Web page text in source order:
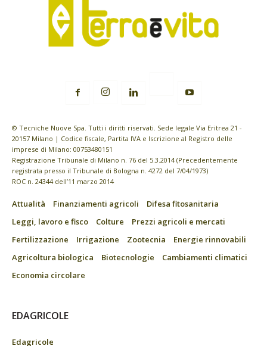
© Tecniche Nuove Spa. Tutti i diritti riservati. Sede legale Via Eritrea 21 -
20157 Milano | Codice fiscale, Partita IVA e Iscrizione al Registro delle
imprese di Milano: 00753480151
Registrazione Tribunale di Milano n. 76 del 5.3.2014 (Precedentemente
registrata presso il Tribunale di Bologna n. 4272 del 7/04/1973)
ROC n. 24344 dell’11 marzo 2014
Attualità Finanziamenti agricoli
Difesa fitosanitaria
Leggi, lavoro e fisco
Colture
Prezzi agricoli e mercati
Fertilizzazione
Irrigazione Zootecnia
Energie rinnovabili
Agricoltura biologica
Biotecnologie
Cambiamenti climatici
Economia circolare
EDAGRICOLE
Edagricole